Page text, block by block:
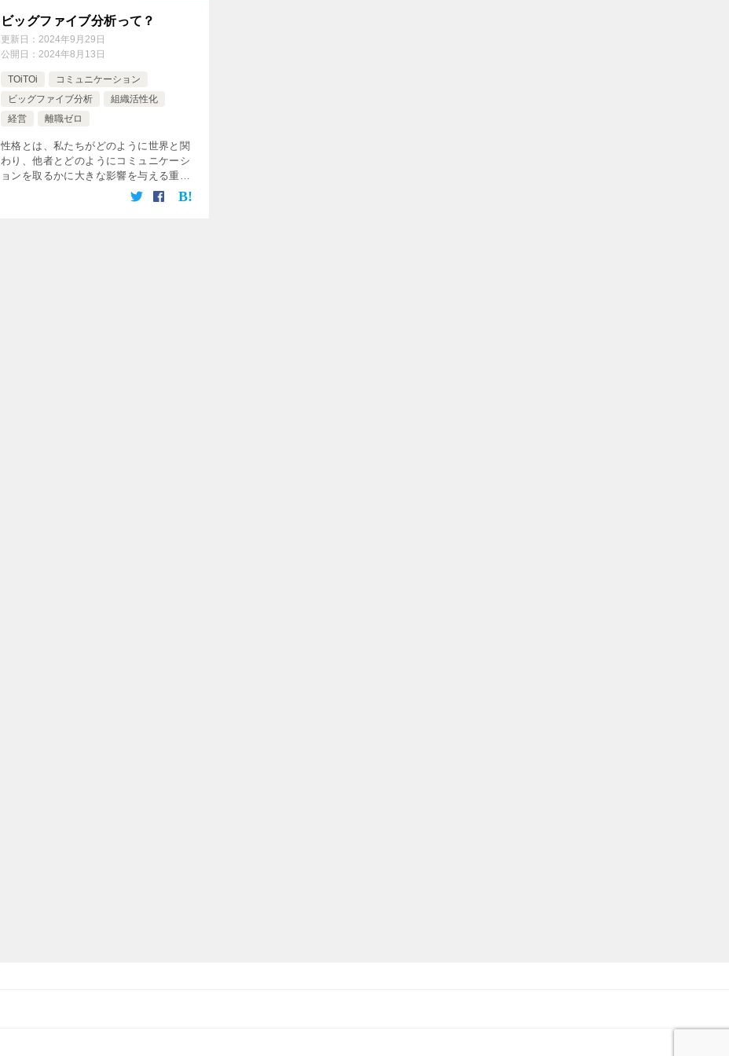
ビッグファイブ分析って？
更新日： 2024年9月29日
公開日： 2024年8月13日
TOiTOi
コミュニケーション
ビッグファイブ分析
組織活性化
経営
離職ゼロ
性格とは、私たちがどのように世界と関
わり、他者とどのようにコミュニケーシ
ョンを取るかに大きな影響を与える重要
な要素です。 ビッグファイブ分析（Big
Five Personality Traits）は、性格を測